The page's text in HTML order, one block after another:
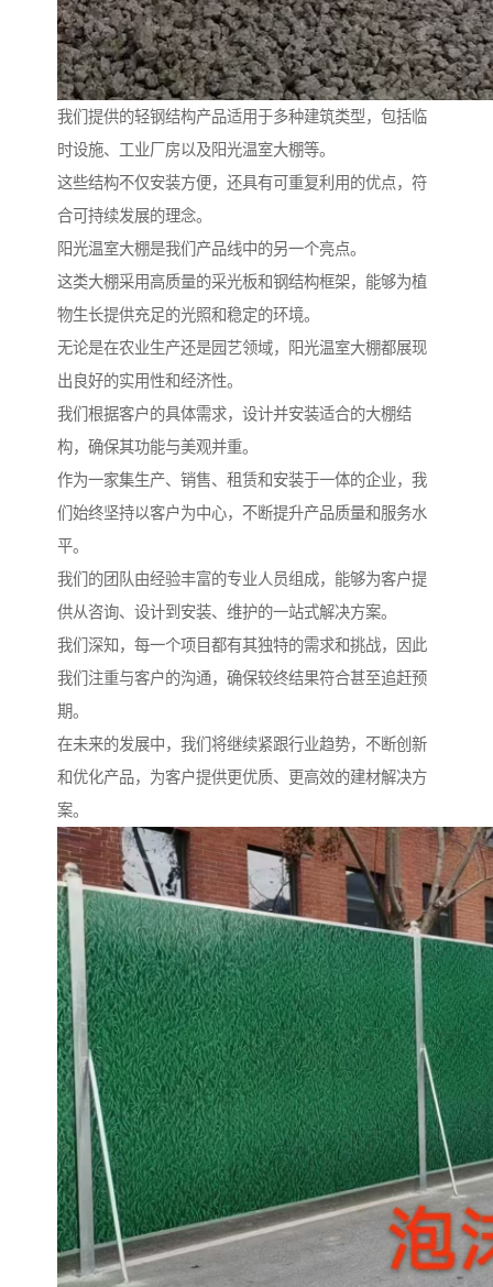
我们提供的轻钢结构产品适用于多种建筑类型，包括临
时设施、工业厂房以及阳光温室大棚等。
这些结构不仅安装方便，还具有可重复利用的优点，符
合可持续发展的理念。
阳光温室大棚是我们产品线中的另一个亮点。
这类大棚采用高质量的采光板和钢结构框架，能够为植
物生长提供充足的光照和稳定的环境。
无论是在农业生产还是园艺领域，阳光温室大棚都展现
出良好的实用性和经济性。
我们根据客户的具体需求，设计并安装适合的大棚结
构，确保其功能与美观并重。
作为一家集生产、销售、租赁和安装于一体的企业，我
们始终坚持以客户为中心，不断提升产品质量和服务水
平。
我们的团队由经验丰富的专业人员组成，能够为客户提
供从咨询、设计到安装、维护的一站式解决方案。
我们深知，每一个项目都有其独特的需求和挑战，因此
我们注重与客户的沟通，确保较终结果符合甚至追赶预
期。
在未来的发展中，我们将继续紧跟行业趋势，不断创新
和优化产品，为客户提供更优质、更高效的建材解决方
案。